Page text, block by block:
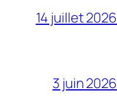
14 juillet 2026
3 juin 2026